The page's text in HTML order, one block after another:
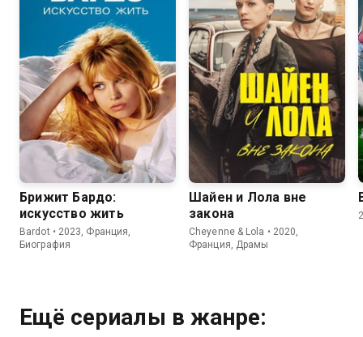
7.4 6.5
Брижит Бардо:
искусство жить
Bardot • 2023, Франция,
Биография
7.5 7.3
Шайен и Лола вне
закона
Cheyenne & Lola • 2020,
Франция, Драмы
Ещё сериалы в жанре: